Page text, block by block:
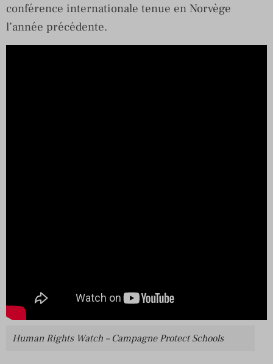
conférence internationale tenue en Norvège
l’année précédente.
Human Rights Watch – Campagne Protect Schools